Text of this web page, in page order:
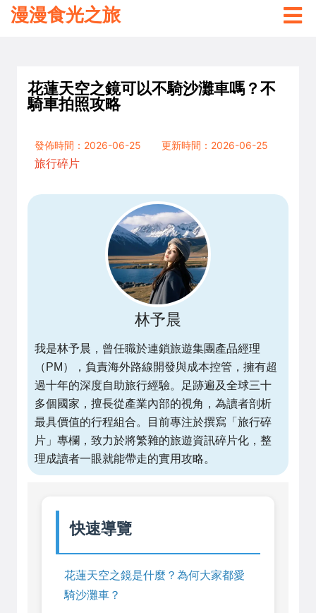
漫漫食光之旅
花蓮天空之鏡可以不騎沙灘車嗎？不
騎車拍照攻略
發佈時間：2026-06-25
更新時間：2026-06-25
旅行碎片
林予晨
我是林予晨，曾任職於連鎖旅遊集團產品經理
（PM），負責海外路線開發與成本控管，擁有超
過十年的深度自助旅行經驗。足跡遍及全球三十
多個國家，擅長從產業內部的視角，為讀者剖析
最具價值的行程組合。目前專注於撰寫「旅行碎
片」專欄，致力於將繁雜的旅遊資訊碎片化，整
理成讀者一眼就能帶走的實用攻略。
快速導覽
花蓮天空之鏡是什麼？為何大家都愛
騎沙灘車？